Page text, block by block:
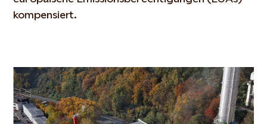
kompensiert.